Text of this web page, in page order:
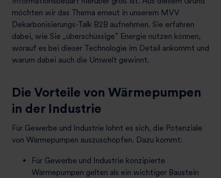
möchten wir das Thema erneut in unserem MVV
Dekarbonisierungs-Talk B2B aufnehmen. Sie erfahren
dabei, wie Sie „überschüssige” Energie nutzen können,
worauf es bei dieser Technologie im Detail ankommt und
warum dabei auch die Umwelt gewinnt.
Die Vorteile von Wärmepumpen
in der Industrie
Für Gewerbe und Industrie lohnt es sich, die Potenziale
von Wärmepumpen auszuschöpfen. Dazu kommt:
Für Gewerbe und Industrie konzipierte
Wärmepumpen gelten als ein wichtiger Baustein